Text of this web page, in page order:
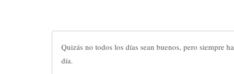
Quizás no todos los días sean buenos, pero siempre
día.